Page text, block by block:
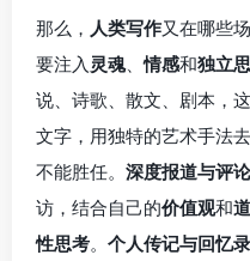
那么， 人类写作又在哪些
要注入 灵魂、情感和独立
说、诗歌、散文、剧本，
文字，用独特的艺术手法
不能胜任。 深度报道与评论
访，结合自己的价值观和
性思考。 个人传记与回忆录